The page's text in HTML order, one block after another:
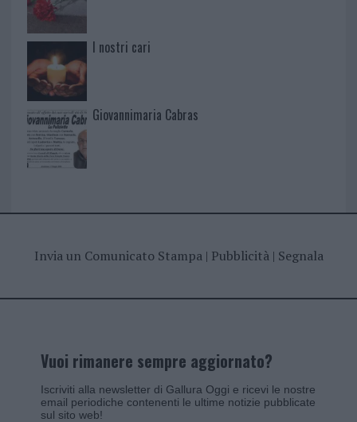
I nostri cari
Giovannimaria Cabras
Invia un Comunicato Stampa| Pubblicità| Segnala
Vuoi rimanere sempre aggiornato?
Iscriviti alla newsletter di Gallura Oggi e ricevi le nostre
email periodiche contenenti le ultime notizie pubblicate
sul sito web!